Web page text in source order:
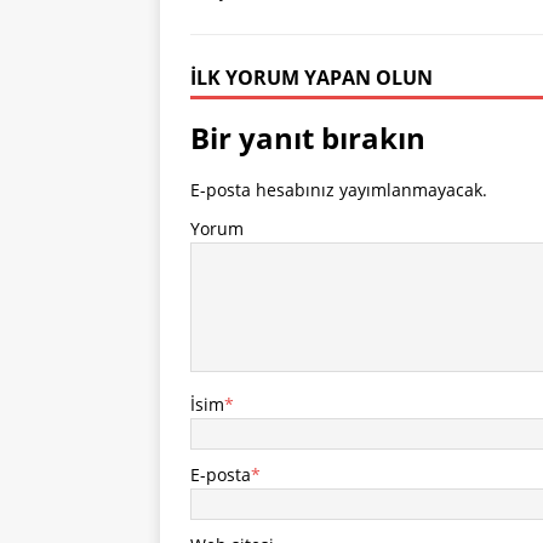
İLK YORUM YAPAN OLUN
Bir yanıt bırakın
E-posta hesabınız yayımlanmayacak.
Yorum
İsim*
E-posta*